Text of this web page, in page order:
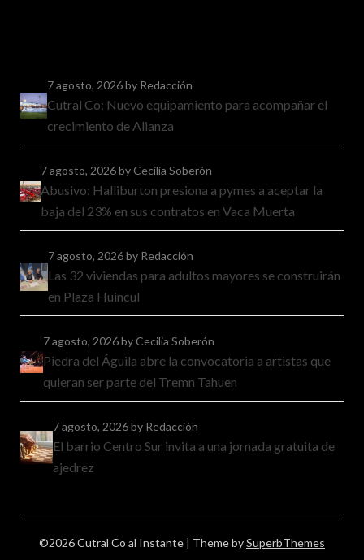
7 agosto, 2026by Redacción
Cutral Co: Nuevo equipamiento para acompañar el
crecimiento de Alianza
7 agosto, 2026by Cecilia Soberón
Abusivo: Halliburton presiona a pymes a aceptar la
baja del 23% en sus contratos en Vaca Muerta
7 agosto, 2026by Redacción
Las 32 viviendas para adultos mayores se construirán
en Plaza Huincul
7 agosto, 2026by Cecilia Soberón
Piedra del Águila abre la convocatoria a artistas que
quieran ser parte del Tremn Tahuen
7 agosto, 2026by Redacción
El barrio Centro Sur invita a una jornada gratuita de
ajedrez
©2026 Cutral Co al Instante | Theme bySuperbThemes